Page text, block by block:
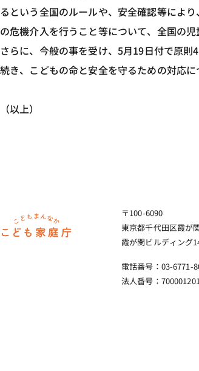
るという全国のルールや、安全確認等によ
の危機介入を行うこと等について、全国の
さらに、今般の事を受け、5月19日付で原
続き、こどもの命と安全を守るための対応
（以上）
〒100-6090
東京都千代田区霞が
霞が関ビルディング
電話番号：03-6771-
法人番号：